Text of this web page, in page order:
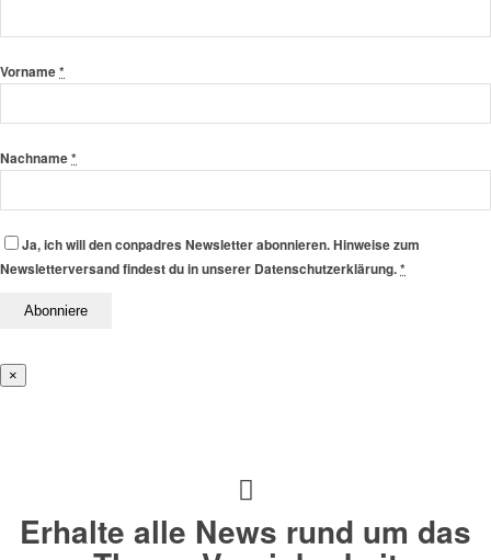
Vorname*
Nachname*
Ja, ich will den conpadres Newsletter abonnieren. Hinweise zum
Newsletterversand findest du in unserer Datenschutzerklärung.*
×
Erhalte alle News rund um das